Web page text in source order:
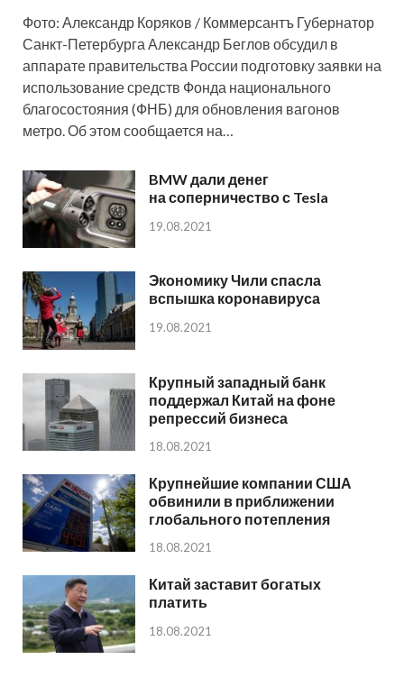
Фото: Александр Коряков / Коммерсантъ Губернатор
Санкт-Петербурга Александр Беглов обсудил в
аппарате правительства России подготовку заявки на
использование средств Фонда национального
благосостояния (ФНБ) для обновления вагонов
метро. Об этом сообщается на…
BMW дали денег
на соперничество с Tesla
19.08.2021
Экономику Чили спасла
вспышка коронавируса
19.08.2021
Крупный западный банк
поддержал Китай на фоне
репрессий бизнеса
18.08.2021
Крупнейшие компании США
обвинили в приближении
глобального потепления
18.08.2021
Китай заставит богатых
платить
18.08.2021